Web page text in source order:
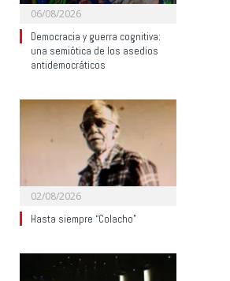
06/08/2026
Democracia y guerra cognitiva:
una semiótica de los asedios
antidemocráticos
02/08/2026
Hasta siempre “Colacho”